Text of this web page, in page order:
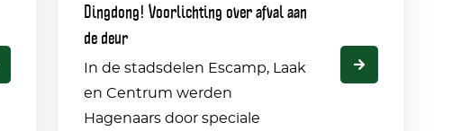
deurDingdong! Voorlichting over afval aan
de deur
In de stadsdelen Escamp, Laak
en Centrum werden
Hagenaars door speciale